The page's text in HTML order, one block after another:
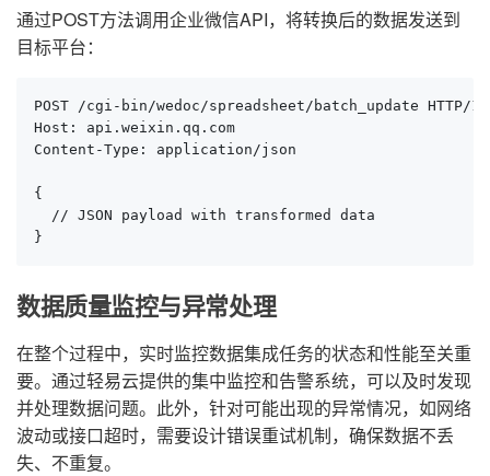
通过POST方法调用企业微信API，将转换后的数据发送到
目标平台：
POST /cgi-bin/wedoc/spreadsheet/batch_update HTTP/
Host: api.weixin.qq.com
Content-Type: application/json
{
  // JSON payload with transformed data
}
数据质量监控与异常处理
在整个过程中，实时监控数据集成任务的状态和性能至关重
要。通过轻易云提供的集中监控和告警系统，可以及时发现
并处理数据问题。此外，针对可能出现的异常情况，如网络
波动或接口超时，需要设计错误重试机制，确保数据不丢
失、不重复。